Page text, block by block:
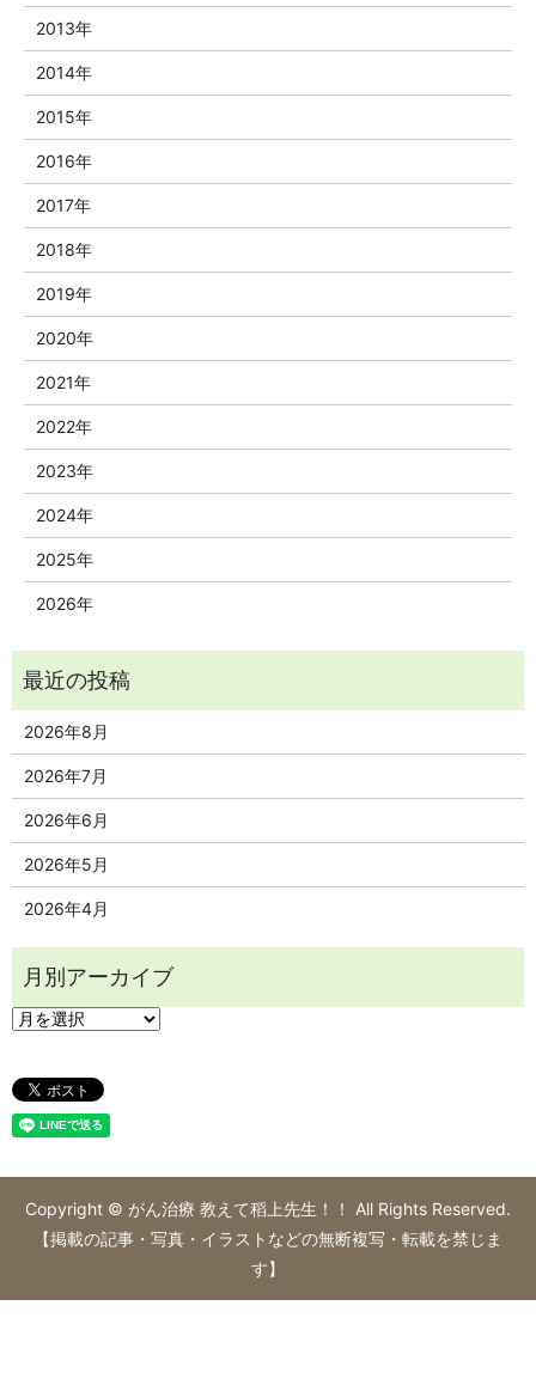
2013年
2014年
2015年
2016年
2017年
2018年
2019年
2020年
2021年
2022年
2023年
2024年
2025年
2026年
2026年8月
2026年7月
2026年6月
2026年5月
2026年4月
Copyright © がん治療 教えて稻上先生！！ All Rights Reserved.
【掲載の記事・写真・イラストなどの無断複写・転載を禁じま
す】